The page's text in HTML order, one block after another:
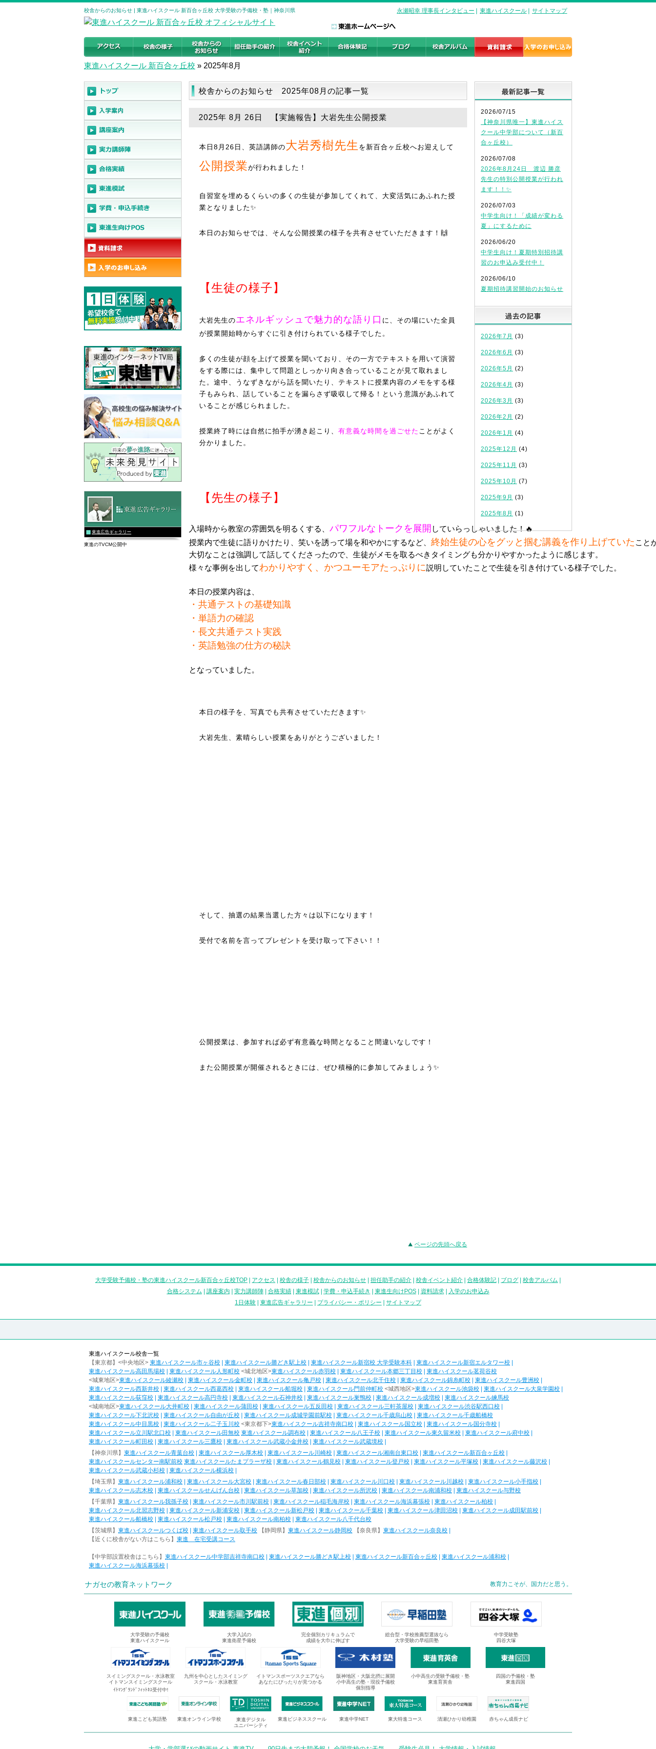
校舎からのお知らせ | 東進ハイスクール 新百合ヶ丘校 大学受験の予備校・塾｜神奈川県 永瀬昭幸 理事長インタビュー 東進ハイスクール サイトマップ
東進ハイスクール 新百合ヶ丘校 » 2025年8月
校舎からのお知らせ 2025年08月の記事一覧
2025年 8月 26日 【実施報告】大岩先生公開授業
本日8月26日、英語講師の大岩秀樹先生 を新百合ヶ丘校へお迎えして
公開授業が行われました！
自習室を埋めるくらいの多くの生徒が参加してくれて、大変活気にあふれた授
業となりました✨
本日のお知らせでは、そんな公開授業の様子を共有させていただきます！🙌
【生徒の様子】
大岩先生のエネルギッシュで魅力的な語り口 に、その場にいた全員
が授業開始時からすぐに引き付けられている様子でした。
多くの生徒が顔を上げて授業を聞いており、その一方でテキストを用いて演習
をする際には、集中して問題としっかり向き合っていることが見て取れまし
た。途中、うなずきながら話を聞いたり、テキストに授業内容のメモをする様
子もみられ、話していることを漏らさず吸収して帰る！という意識があふれて
いることが感じられました。
授業終了時には自然に拍手が湧き起こり、 有意義な時間を過ごせた ことがよく
分かりました。
【先生の様子】
入場時から教室の雰囲気を明るくする、 パワフルなトークを展開 していらっしゃいました！🔥
授業内で生徒に語りかけたり、笑いを誘って場を和やかにするなど、 終始生徒の心をグッと掴む講義を作り上げていた こと
大切なことは強調して話してくださったので、生徒がメモを取るべきタイミングも分かりやすかったように感じます。
様々な事例を出してわかりやすく、かつユーモアたっぷりに説明していたことで生徒を引き付けている様子でした。
・共通テストの基礎知識
・単語力の確認
・長文共通テスト実践
・英語勉強の仕方の秘訣
となっていました。
本日の様子を、写真でも共有させていただきます✨
大岩先生、素晴らしい授業をありがとうございました！
そして、抽選の結果当選した方々は以下になります！
受付で名前を言ってプレゼントを受け取って下さい！！
公開授業は、参加すれば必ず有意義な時間となること間違いなしです！
また公開授業が開催されるときには、ぜひ積極的に参加してみましょう✨
ページの先頭へ戻る
2026/07/15
【神奈川県唯一】東進ハイス
クール中学部について（新百
合ヶ丘校）
2026/07/08
2026年8月24日 渡辺 勝彦
先生の特別公開授業が行われ
ます！！✨
2026/07/03
中学生向け！「成績が変わる
夏」にするために
2026/06/20
中学生向け！夏期特別招待講
習のお申込み受付中！
2026/06/10
夏期招待講習開始のお知らせ
2026年7月 (3)
2026年6月 (3)
2026年5月 (2)
2026年4月 (3)
2026年3月 (3)
2026年2月 (2)
2026年1月 (4)
2025年12月 (4)
2025年11月 (3)
2025年10月 (7)
2025年9月 (3)
2025年8月 (1)
東進広告ギャラリー
東進のTVCM公開中
大学受験予備校・塾の東進ハイスクール新百合ヶ丘校TOP アクセス 校舎の様子 校舎からのお知らせ 担任助手の紹介 校舎イベント紹介 合格体験記 ブログ 校舎アルバム
合格システム
講座案内 実力講師陣| 合格実績| 東進模試| 学費・申込手続き 東進生向けPOS| 資料請求|
入学のお申込み
1日体験
東進広告ギャラリー プライバシー・ポリシー サイトマップ
東進ハイスクール校舎一覧
【東京都】<中央地区> 東進ハイスクール市ヶ谷校 東進ハイスクール勝どき駅上校 東進ハイスクール新宿校 大学受験本科 東進ハイスクール新宿エルタワー校
東進ハイスクール高田馬場校
東進ハイスクール人形町校 <城北地区>東進ハイスクール赤羽校 東進ハイスクール本郷三丁目校
東進ハイスクール茗荷谷校
<城東地区>東進ハイスクール綾瀬校 東進ハイスクール金町校 東進ハイスクール亀戸校 東進ハイスクール北千住校 東進ハイスクール錦糸町校 東進ハイスクール豊洲校
東進ハイスクール西新井校
東進ハイスクール西葛西校 東進ハイスクール船堀校 東進ハイスクール門前仲町校 <城西地区>東進ハイスクール池袋校 東進ハイスクール大泉学園校
東進ハイスクール荻窪校
東進ハイスクール高円寺校 東進ハイスクール石神井校 東進ハイスクール巣鴨校 東進ハイスクール成増校
東進ハイスクール練馬校
<城南地区>東進ハイスクール大井町校 東進ハイスクール蒲田校 東進ハイスクール五反田校 東進ハイスクール三軒茶屋校 東進ハイスクール渋谷駅西口校
東進ハイスクール下北沢校
東進ハイスクール自由が丘校 東進ハイスクール成城学園前駅校 東進ハイスクール千歳烏山校
東進ハイスクール千歳船橋校
東進ハイスクール中目黒校
東進ハイスクール二子玉川校 <東京都下>東進ハイスクール吉祥寺南口校 東進ハイスクール国立校 東進ハイスクール国分寺校
東進ハイスクール立川駅北口校
東進ハイスクール田無校 東進ハイスクール調布校 東進ハイスクール八王子校 東進ハイスクール東久留米校 東進ハイスクール府中校
東進ハイスクール町田校
東進ハイスクール三鷹校 東進ハイスクール武蔵小金井校 東進ハイスクール武蔵境校
【神奈川県】 東進ハイスクール青葉台校 東進ハイスクール厚木校 東進ハイスクール川崎校 東進ハイスクール湘南台東口校 東進ハイスクール新百合ヶ丘校
東進ハイスクールセンター南駅前校 東進ハイスクールたまプラーザ校 東進ハイスクール鶴見校 東進ハイスクール登戸校 東進ハイスクール平塚校 東進ハイスクール藤沢校
東進ハイスクール武蔵小杉校
東進ハイスクール横浜校
【埼玉県】 東進ハイスクール浦和校 東進ハイスクール大宮校 東進ハイスクール春日部校 東進ハイスクール川口校 東進ハイスクール川越校 東進ハイスクール小手指校
東進ハイスクール志木校
東進ハイスクールせんげん台校 東進ハイスクール草加校 東進ハイスクール所沢校 東進ハイスクール南浦和校
東進ハイスクール与野校
【千葉県】 東進ハイスクール我孫子校 東進ハイスクール市川駅前校 東進ハイスクール稲毛海岸校 東進ハイスクール海浜幕張校 東進ハイスクール柏校
東進ハイスクール北習志野校
東進ハイスクール新浦安校 東進ハイスクール新松戸校 東進ハイスクール千葉校 東進ハイスクール津田沼校 東進ハイスクール成田駅前校
東進ハイスクール船橋校
東進ハイスクール松戸校 東進ハイスクール南柏校
東進ハイスクール八千代台校
【茨城県】 東進ハイスクールつくば校 東進ハイスクール取手校 【静岡県】 東進ハイスクール静岡校 【奈良県】 東進ハイスクール奈良校
【近くに校舎がない方はこちら】 東進 在宅受講コース
【中学部設置校舎はこちら】 東進ハイスクール中学部吉祥寺南口校 東進ハイスクール勝どき駅上校 東進ハイスクール新百合ヶ丘校 東進ハイスクール浦和校
東進ハイスクール海浜幕張校
ナガセの教育ネットワーク 教育力こそが、国力だと思う。
大学受験の予備校
東進ハイスクール
大学入試の
東進衛星予備校
完全個別カリキュラムで
成績を大巾に伸ばす
総合型・学校推薦型選抜なら
大学受験の早稲田塾
中学受験塾
四谷大塚
スイミングスクール・水泳教室
イトマンスイミングスクール
ｲﾄﾏﾝｸﾞﾗﾝﾄﾞﾌｨｯﾄﾈｽ受付中!
九州を中心としたスイミング
スクール・水泳教室
イトマンスポーツスクエアなら
あなたにぴったりが見つかる
阪神地区・大阪北摂に展開
小中高生の塾・現役予備校
個別指導
小中高生の受験予備校・塾
東進育英舎
四国の予備校・塾
東進四国
東進こども英語塾 東進オンライン学校
東進デジタル
ユニバーシティ
東進ビジネススクール 東進中学NET 東大特進コース 清瀬ひかり幼稚園 赤ちゃん成長ナビ